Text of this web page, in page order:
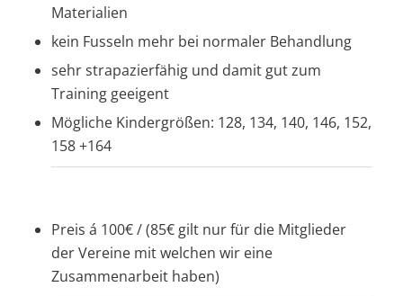
Materialien
kein Fusseln mehr bei normaler Behandlung
sehr strapazierfähig und damit gut zum
Training geeigent
Mögliche Kindergrößen: 128, 134, 140, 146, 152,
158 +164
Preis á 100€ / (85€ gilt nur für die Mitglieder
der Vereine mit welchen wir eine
Zusammenarbeit haben)